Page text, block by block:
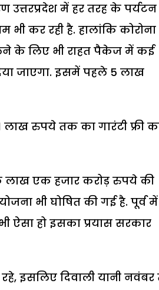
उत्तरप्रदेश में हर तरह के
भी कर रही है. हालांकि
के लिए भी राहत पैकेज में कई
जाएगा. इसमें पहले 5 लाख
लाख रुपये तक का गारंटी फ्री
लाख एक हजार करोड़ रुपये की
भी घोषित की गई है. पूर्व में
ऐसा हो इसका प्रयास सरकार
इसलिए दिवाली यानी